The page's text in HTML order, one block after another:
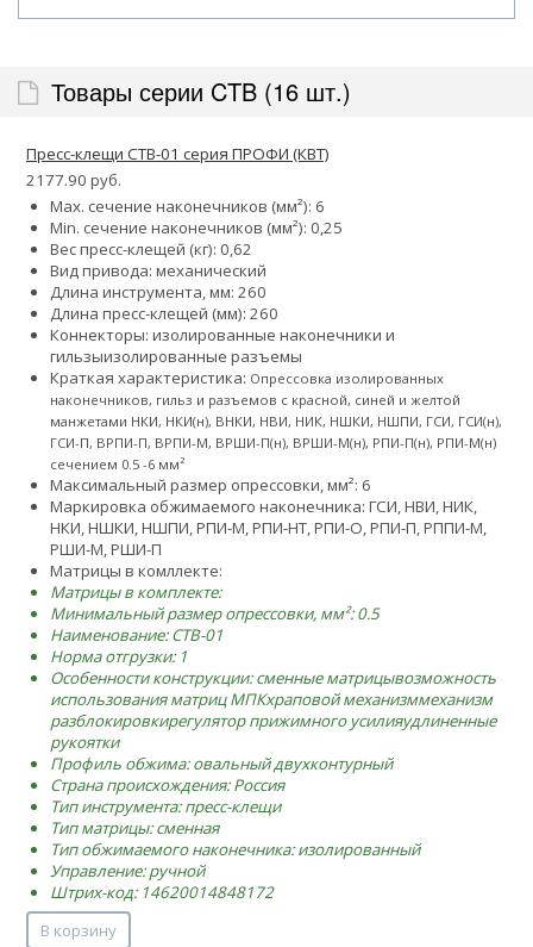
Товары серии CTB (16 шт.)
Пресс-клещи CTB-01 серия ПРОФИ (КВТ)
2177.90 руб.
Max. сечение наконечников (мм²): 6
Min. сечение наконечников (мм²): 0,25
Вес пресс-клещей (кг): 0,62
Вид привода: механический
Длина инструмента, мм: 260
Длина пресс-клещей (мм): 260
Коннекторы: изолированные наконечники и
гильзыизолированные разъемы
Краткая характеристика: Опрессовка изолированных
наконечников, гильз и разъемов с красной, синей и желтой
манжетами НКИ, НКИ(н), ВНКИ, НВИ, НИК, НШКИ, НШПИ, ГСИ, ГСИ(н),
ГСИ-П, ВРПИ-П, ВРПИ-М, ВРШИ-П(н), ВРШИ-М(н), РПИ-П(н), РПИ-М(н)
сечением 0.5 -6 мм²
Максимальный размер опрессовки, мм²: 6
Маркировка обжимаемого наконечника: ГСИ, НВИ, НИК,
НКИ, НШКИ, НШПИ, РПИ-М, РПИ-НТ, РПИ-О, РПИ-П, РППИ-М,
РШИ-М, РШИ-П
Матрицы в комллекте:
Матрицы в комплекте:
Минимальный размер опрессовки, мм²: 0.5
Наименование: CTB-01
Норма отгрузки: 1
Особенности конструкции:сменные матрицывозможность
использования матриц МПКхраповой механизммеханизм
разблокировкирегулятор прижимного усилияудлиненные
рукоятки
Профиль обжима: овальный двухконтурный
Страна происхождения: Россия
Тип инструмента: пресс-клещи
Тип матрицы: сменная
Тип обжимаемого наконечника: изолированный
Управление: ручной
Штрих-код: 14620014848172
В корзину